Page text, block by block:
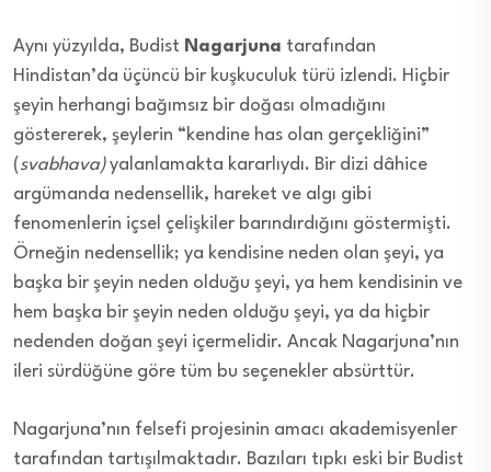
Aynı yüzyılda, Budist Nagarjuna tarafından
Hindistan’da üçüncü bir kuşkuculuk türü izlendi. Hiçbir
şeyin herhangi bağımsız bir doğası olmadığını
göstererek, şeylerin “kendine has olan gerçekliğini”
(svabhava)yalanlamakta kararlıydı. Bir dizi dâhice
argümanda nedensellik, hareket ve algı gibi
fenomenlerin içsel çelişkiler barındırdığını göstermişti.
Örneğin nedensellik; ya kendisine neden olan şeyi, ya
başka bir şeyin neden olduğu şeyi, ya hem kendisinin ve
hem başka bir şeyin neden olduğu şeyi, ya da hiçbir
nedenden doğan şeyi içermelidir. Ancak Nagarjuna’nın
ileri sürdüğüne göre tüm bu seçenekler absürttür.
Nagarjuna’nın felsefi projesinin amacı akademisyenler
tarafından tartışılmaktadır. Bazıları tıpkı eski bir Budist